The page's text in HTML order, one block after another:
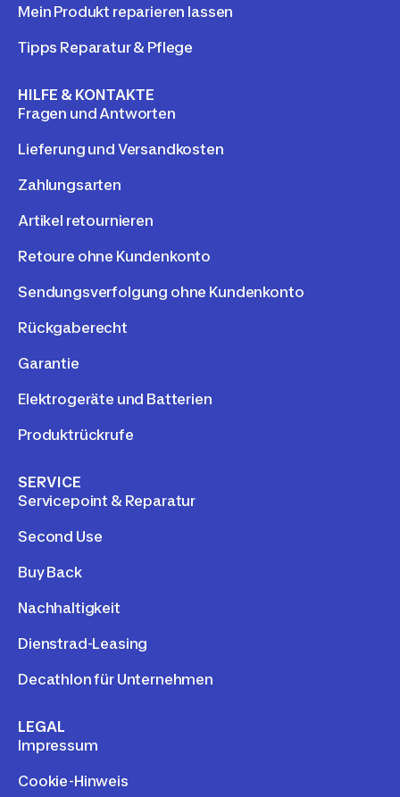
Mein Produkt reparieren lassen
Tipps Reparatur & Pflege
HILFE & KONTAKTE
Fragen und Antworten
Lieferung und Versandkosten
Zahlungsarten
Artikel retournieren
Retoure ohne Kundenkonto
Sendungsverfolgung ohne Kundenkonto
Rückgaberecht
Garantie
Elektrogeräte und Batterien
Produktrückrufe
SERVICE
Servicepoint & Reparatur
Second Use
Buy Back
Nachhaltigkeit
Dienstrad-Leasing
Decathlon für Unternehmen
LEGAL
Impressum
Cookie-Hinweis